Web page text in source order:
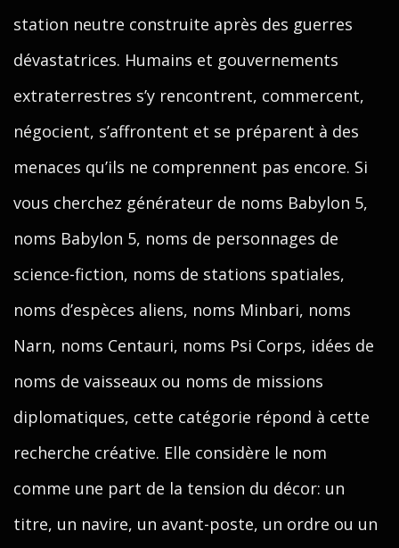
station neutre construite après des guerres
dévastatrices. Humains et gouvernements
extraterrestres s’y rencontrent, commercent,
négocient, s’affrontent et se préparent à des
menaces qu’ils ne comprennent pas encore. Si
vous cherchez générateur de noms Babylon 5,
noms Babylon 5, noms de personnages de
science-fiction, noms de stations spatiales,
noms d’espèces aliens, noms Minbari, noms
Narn, noms Centauri, noms Psi Corps, idées de
noms de vaisseaux ou noms de missions
diplomatiques, cette catégorie répond à cette
recherche créative. Elle considère le nom
comme une part de la tension du décor: un
titre, un navire, un avant-poste, un ordre ou un